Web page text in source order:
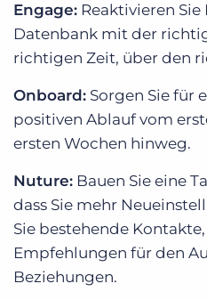
Engage: Reaktivieren
Datenbank mit der
richtigen Zeit, über den
Onboard: Sorgen Sie für
positiven Ablauf vom
ersten Wochen hinweg.
Nuture: Bauen Sie eine
dass Sie mehr
Sie bestehende
Empfehlungen für den
Beziehungen.